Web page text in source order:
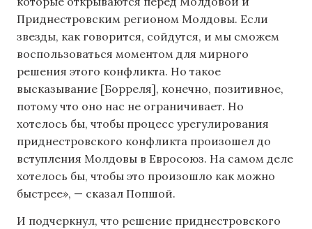
Приднестровским регионом Молдовы. Если
звезды, как говорится, сойдутся, и мы сможем
воспользоваться моментом для мирного
решения этого конфликта. Но такое
высказывание [Борреля], конечно, позитивное,
потому что оно нас не ограничивает. Но
хотелось бы, чтобы процесс урегулирования
приднестровского конфликта произошел до
вступления Молдовы в Евросоюз. На самом деле
хотелось бы, чтобы это произошло как можно
быстрее», — сказал Попшой.
И подчеркнул, что решение приднестровского